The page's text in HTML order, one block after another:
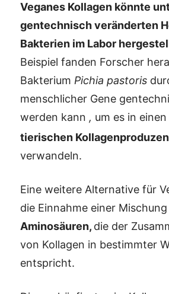
Veganes Kollagen könnte
gentechnisch veränderten
Bakterien im Labor
Beispiel fanden Forscher
Bakterium Pichia pastoris
menschlicher Gene
werden kann , um es in einen
tierischen
verwandeln.
Eine weitere Alternative für
die Einnahme einer Mischung
Aminosäuren, die der
von Kollagen in bestimmter
entspricht.